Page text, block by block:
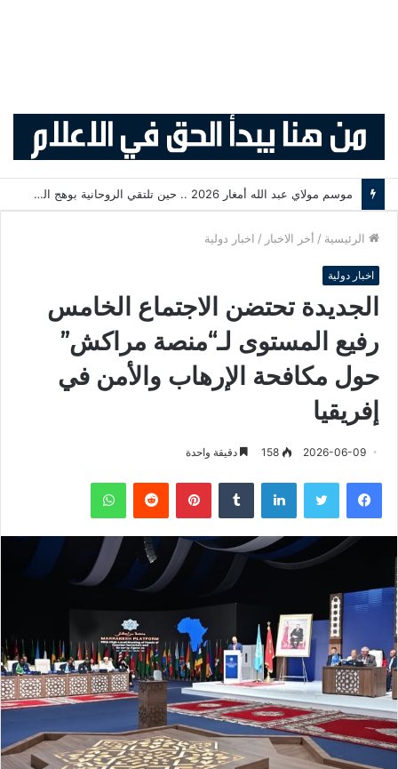
موسم مولاي عبد الله أمغار 2026 .. حين تلتقي الروحانية بوهج التبوريدة وسحر التراث المغربي
الرئيسية / أخر الاخبار / اخبار دولية
اخبار دولية
الجديدة تحتضن الاجتماع الخامس
رفيع المستوى لـ“منصة مراكش”
حول مكافحة الإرهاب والأمن في
إفريقيا
2026-06-09
158 دقيقة واحدة
فيسبوك لينكدإن بينتيريست